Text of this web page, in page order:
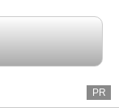
PR